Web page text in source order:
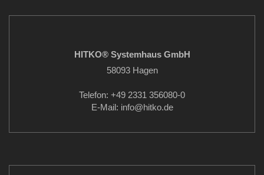
HITKO® Systemhaus GmbH
58093 Hagen
Telefon: +49 2331 356080-0
E-Mail: info@hitko.de